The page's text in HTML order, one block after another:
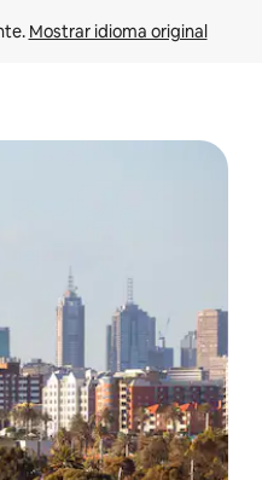
Mostrar idioma original
ou tocando e deslizando o